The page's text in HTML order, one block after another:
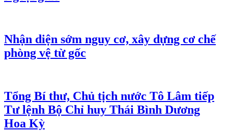
Nhận diện sớm nguy cơ, xây dựng cơ chế
phòng vệ từ gốc
Tổng Bí thư, Chủ tịch nước Tô Lâm tiếp
Tư lệnh Bộ Chỉ huy Thái Bình Dương
Hoa Kỳ